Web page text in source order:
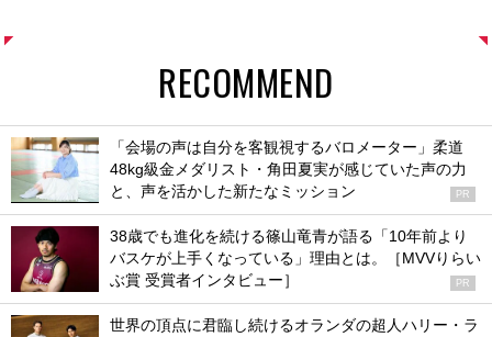
RECOMMEND
「会場の声は自分を客観視するバロメーター」柔道
48kg級金メダリスト・角田夏実が感じていた声の力
と、声を活かした新たなミッション
PR
38歳でも進化を続ける篠山竜青が語る「10年前より
バスケが上手くなっている」理由とは。［MVVりらい
ぶ賞 受賞者インタビュー］
PR
世界の頂点に君臨し続けるオランダの超人ハリー・ラ